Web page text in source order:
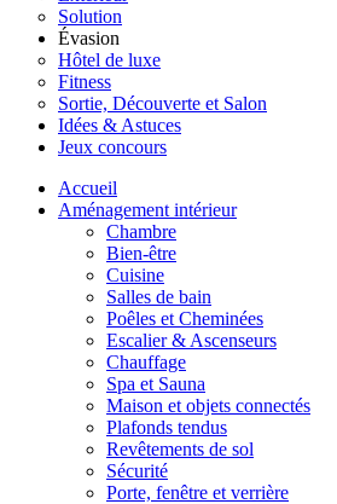
Solution
Évasion
Hôtel de luxe
Fitness
Sortie, Découverte et Salon
Idées & Astuces
Jeux concours
Accueil
Aménagement intérieur
Chambre
Bien-être
Cuisine
Salles de bain
Poêles et Cheminées
Escalier & Ascenseurs
Chauffage
Spa et Sauna
Maison et objets connectés
Plafonds tendus
Revêtements de sol
Sécurité
Porte, fenêtre et verrière